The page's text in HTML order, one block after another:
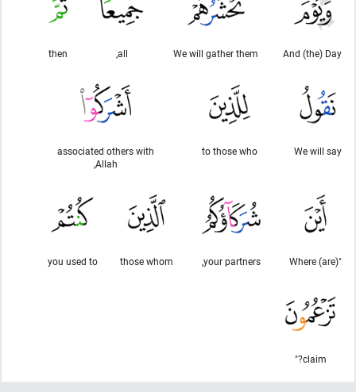
And (the) Day
We will gather them
all,
then
We will say
to those who
associated others with
Allah,
"Where (are)
your partners,
those whom
you used to
claim?"